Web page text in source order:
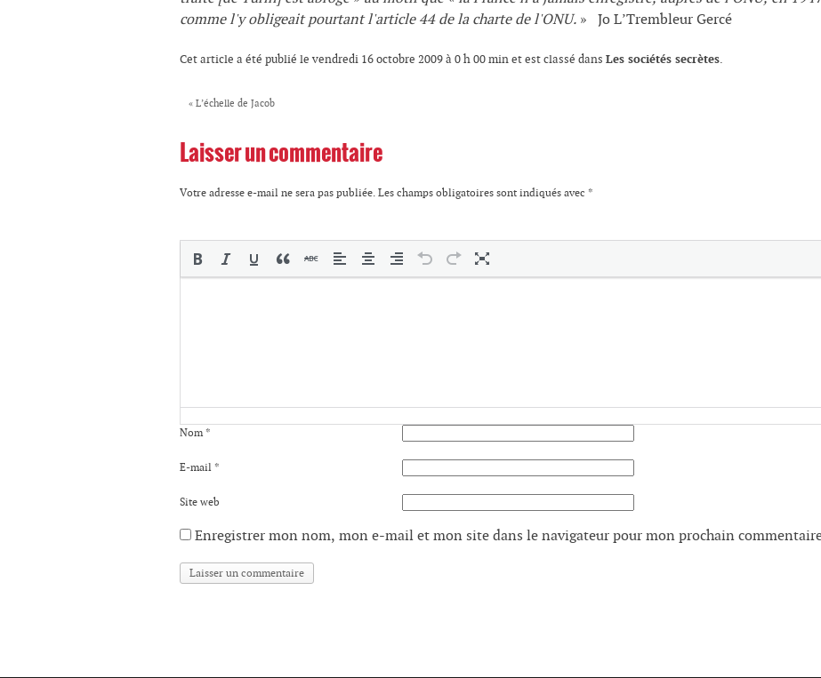
comme l'y obligeait pourtant l'article 44 de la charte de l'ONU. » Jo L’Trembleur Gercé
Cet article a été publié le vendredi 16 octobre 2009 à 0 h 00 min et est classé dans Les sociétés secrètes.
« L’échelle de Jacob
Laisser un commentaire
Votre adresse e-mail ne sera pas publiée. Les champs obligatoires sont indiqués avec *
Nom*
E-mail *
Site web
Enregistrer mon nom, mon e-mail et mon site dans le navigateur pour mon prochain